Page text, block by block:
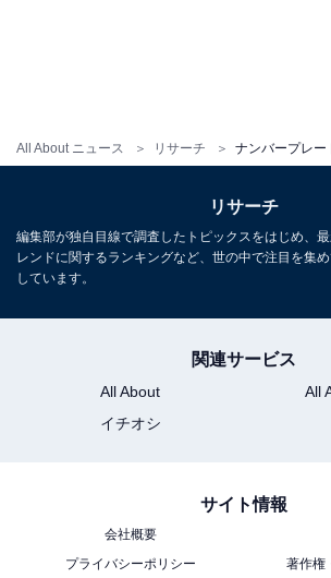
All About ニュース リサーチ
リサーチ
編集部が独自目線で調査したトピックスをはじめ、
レンドに関するランキングなど、世の中で注目を集
しています。
関連サービス
All About
All
イチオシ
サイト情報
会社概要
プライバシーポリシー
著作権